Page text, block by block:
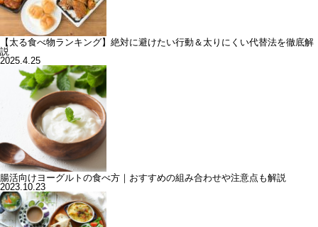
【太る食べ物ランキング】絶対に避けたい行動＆太りにくい代替法を徹底解
説
2025.4.25
腸活向けヨーグルトの食べ方｜おすすめの組み合わせや注意点も解説
2023.10.23